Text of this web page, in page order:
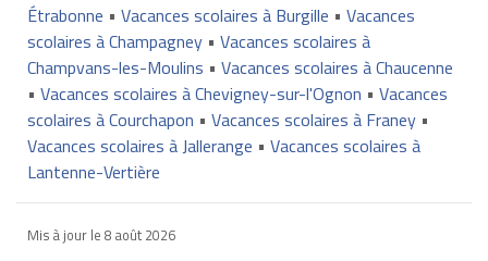
Étrabonne • Vacances scolaires à Burgille • Vacances
scolaires à Champagney• Vacances scolaires à
Champvans-les-Moulins • Vacances scolaires à Chaucenne
• Vacances scolaires à Chevigney-sur-l'Ognon • Vacances
scolaires à Courchapon • Vacances scolaires à Franey•
Vacances scolaires à Jallerange • Vacances scolaires à
Lantenne-Vertière
Mis à jour le 8 août 2026